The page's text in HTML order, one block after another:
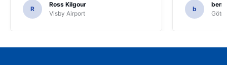
R
Ross Kilgour
Visby Airport
b